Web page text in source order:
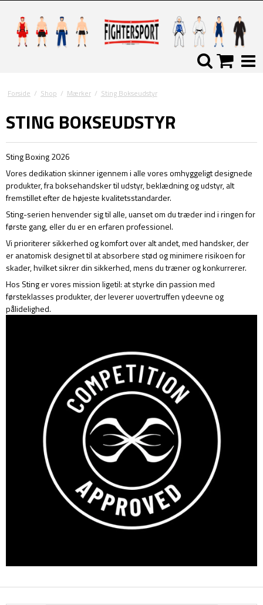
Forside / Shop / Mærker / Sting Bokseudstyr
STING BOKSEUDSTYR
Sting Boxing 2026
Vores dedikation skinner igennem i alle vores omhyggeligt designede
produkter, fra boksehandsker til udstyr, beklædning og udstyr, alt
fremstillet efter de højeste kvalitetsstandarder.
Sting-serien henvender sig til alle, uanset om du træder ind i ringen for
første gang, eller du er en erfaren professionel.
Vi prioriterer sikkerhed og komfort over alt andet, med handsker, der
er anatomisk designet til at absorbere stød og minimere risikoen for
skader, hvilket sikrer din sikkerhed, mens du træner og konkurrerer.
Hos Sting er vores mission ligetil: at styrke din passion med
førsteklasses produkter, der leverer uovertruffen ydeevne og
pålidelighed.